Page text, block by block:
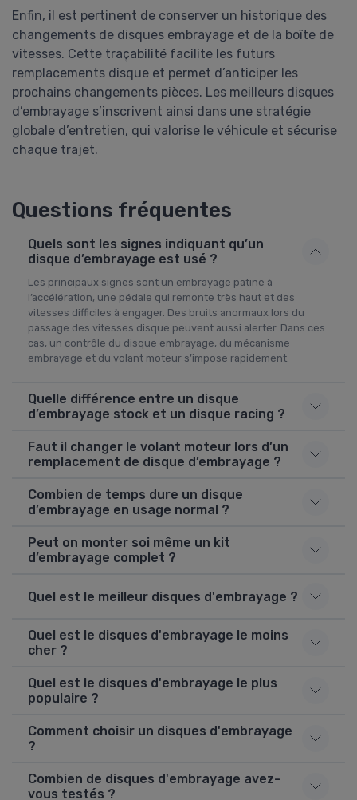
Enfin, il est pertinent de conserver un historique des
changements de disques embrayage et de la boîte de
vitesses. Cette traçabilité facilite les futurs
remplacements disque et permet d’anticiper les
prochains changements pièces. Les meilleurs disques
d’embrayage s’inscrivent ainsi dans une stratégie
globale d’entretien, qui valorise le véhicule et sécurise
chaque trajet.
Questions fréquentes
Quels sont les signes indiquant qu’un
disque d’embrayage est usé ?
Les principaux signes sont un embrayage patine à
l’accélération, une pédale qui remonte très haut et des
vitesses difficiles à engager. Des bruits anormaux lors du
passage des vitesses disque peuvent aussi alerter. Dans ces
cas, un contrôle du disque embrayage, du mécanisme
embrayage et du volant moteur s’impose rapidement.
Quelle différence entre un disque
d’embrayage stock et un disque racing ?
Faut il changer le volant moteur lors d’un
remplacement de disque d’embrayage ?
Combien de temps dure un disque
d’embrayage en usage normal ?
Peut on monter soi même un kit
d’embrayage complet ?
Quel est le meilleur disques d'embrayage ?
Quel est le disques d'embrayage le moins
cher ?
Quel est le disques d'embrayage le plus
populaire ?
Comment choisir un disques d'embrayage
?
Combien de disques d'embrayage avez-
vous testés ?